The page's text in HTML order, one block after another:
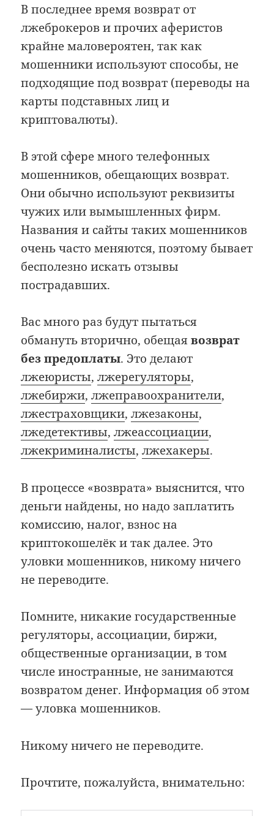
В последнее время возврат от
лжеброкеров и прочих аферистов
крайне маловероятен, так как
мошенники используют способы, не
подходящие под возврат (переводы на
карты подставных лиц и
криптовалюты).
В этой сфере много телефонных
мошенников, обещающих возврат.
Они обычно используют реквизиты
чужих или вымышленных фирм.
Названия и сайты таких мошенников
очень часто меняются, поэтому бывает
бесполезно искать отзывы
пострадавших.
Вас много раз будут пытаться
обмануть вторично, обещаявозврат
без предоплаты. Это делают
лжеюристы,лжерегуляторы,
лжебиржи,лжеправоохранители,
лжестраховщики,лжезаконы,
лжедетективы,лжеассоциации,
лжекриминалисты,лжехакеры.
В процессе «возврата» выяснится, что
деньги найдены, но надо заплатить
комиссию, налог, взнос на
криптокошелёк и так далее. Это
уловки мошенников, никому ничего
не переводите.
Помните, никакие государственные
регуляторы, ассоциации, биржи,
общественные организации, в том
числе иностранные, не занимаются
возвратом денег. Информация об этом
— уловка мошенников.
Никому ничего не переводите.
Прочтите, пожалуйста, внимательно: